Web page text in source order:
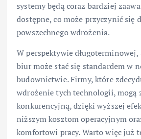
systemy będą coraz bardziej
dostępne, co może przyczynić się
powszechnego wdrożenia.
W perspektywie
biur może stać się standardem w
budownictwie. Firmy, które
wdrożenie tych technologii, mogą
konkurencyjną, dzięki wyższej
niższym kosztom operacyjnym
komfortowi pracy. Warto więc już